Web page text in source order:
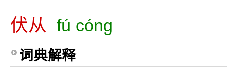
伏从 fú cóng
词典解释